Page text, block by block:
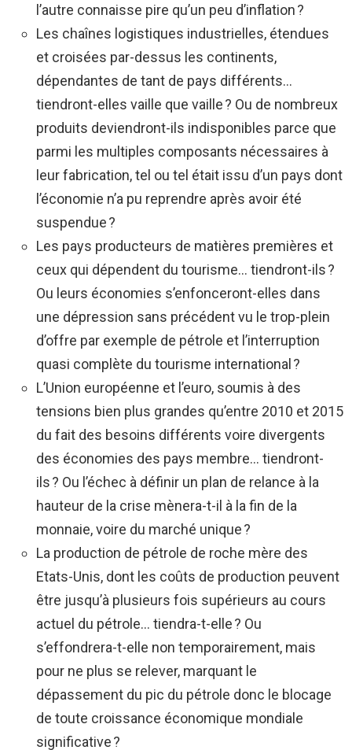
l’autre connaisse pire qu’un peu d’inflation ?
Les chaînes logistiques industrielles, étendues
et croisées par-dessus les continents,
dépendantes de tant de pays différents…
tiendront-elles vaille que vaille ? Ou de nombreux
produits deviendront-ils indisponibles parce que
parmi les multiples composants nécessaires à
leur fabrication, tel ou tel était issu d’un pays dont
l’économie n’a pu reprendre après avoir été
suspendue ?
Les pays producteurs de matières premières et
ceux qui dépendent du tourisme… tiendront-ils ?
Ou leurs économies s’enfonceront-elles dans
une dépression sans précédent vu le trop-plein
d’offre par exemple de pétrole et l’interruption
quasi complète du tourisme international ?
L’Union européenne et l’euro, soumis à des
tensions bien plus grandes qu’entre 2010 et 2015
du fait des besoins différents voire divergents
des économies des pays membre… tiendront-
ils ? Ou l’échec à définir un plan de relance à la
hauteur de la crise mènera-t-il à la fin de la
monnaie, voire du marché unique ?
La production de pétrole de roche mère des
Etats-Unis, dont les coûts de production peuvent
être jusqu’à plusieurs fois supérieurs au cours
actuel du pétrole… tiendra-t-elle ? Ou
s’effondrera-t-elle non temporairement, mais
pour ne plus se relever, marquant le
dépassement du pic du pétrole donc le blocage
de toute croissance économique mondiale
significative ?